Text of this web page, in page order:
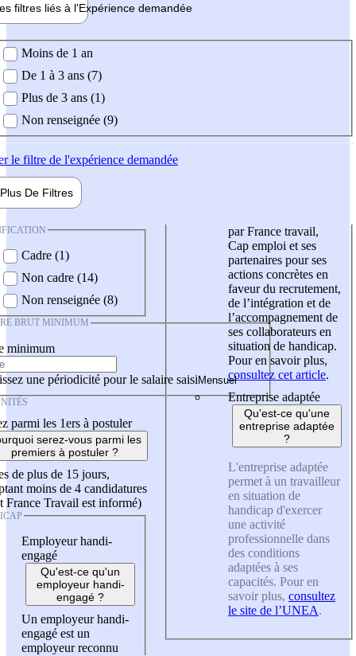
filtres liés à l'Expérience demandée
demandée
Moins de 1 an
De 1 à 3 ans (7)
Plus de 3 ans (1)
Non renseignée (9)
le filtre de l'expérience demandée
Plus De Filtres
Cadre (1)
Non cadre (14)
Non renseignée (8)
BRUT MINIMUM
minimum
une périodicité pour le salaire saisi
parmi les 1ers à postuler
serez-vous parmi les
premiers à postuler ?
de plus de 15 jours,
moins de 4 candidatures
France Travail est informé)
Employeur handi-
engagé
Qu'est-ce qu'un
employeur handi-
engagé ?
Un employeur handi-
engagé est un
employeur reconnu
par France travail,
Cap emploi et ses
partenaires pour ses
actions concrètes en
faveur du recrutement,
de l’intégration et de
l’accompagnement de
ses collaborateurs en
situation de handicap.
Pour en savoir plus,
consultez cet article.
Entreprise adaptée
Qu'est-ce qu'une
entreprise adaptée
?
L'entreprise adaptée
permet à un travailleur
en situation de
handicap d'exercer
une activité
professionnelle dans
des conditions
adaptées à ses
capacités. Pour en
savoir plus, consultez
le site de l’UNEA.